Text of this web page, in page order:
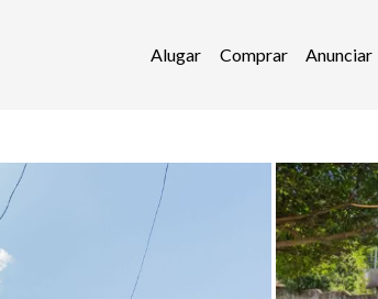
Alugar Comprar Anunciar